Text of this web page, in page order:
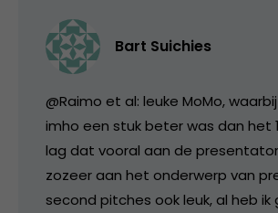
Bart Suichies
@Raimo et al: leuke MoMo,
imho een stuk beter was dan het
lag dat vooral aan de
zozeer aan het onderwerp van
second pitches ook leuk, al heb ik